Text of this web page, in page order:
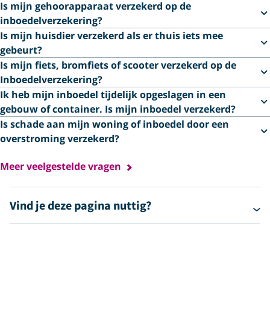
Is mijn gehoorapparaat verzekerd op de
inboedelverzekering?
Is mijn huisdier verzekerd als er thuis iets mee
gebeurt?
Is mijn fiets, bromfiets of scooter verzekerd op de
Inboedelverzekering?
Ik heb mijn inboedel tijdelijk opgeslagen in een
gebouw of container. Is mijn inboedel verzekerd?
Is schade aan mijn woning of inboedel door een
overstroming verzekerd?
Meer veelgestelde vragen
Vind je deze pagina nuttig?